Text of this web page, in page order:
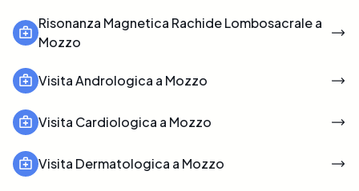
Risonanza Magnetica Rachide Lombosacrale a
Mozzo
Visita Andrologica a Mozzo
Visita Cardiologica a Mozzo
Visita Dermatologica a Mozzo